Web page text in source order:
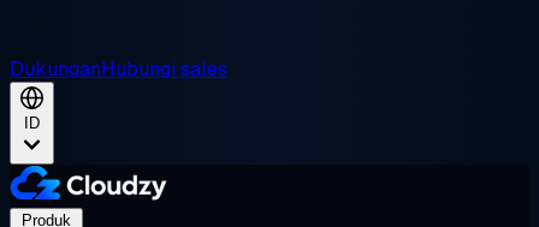
DukunganHubungi sales
ID